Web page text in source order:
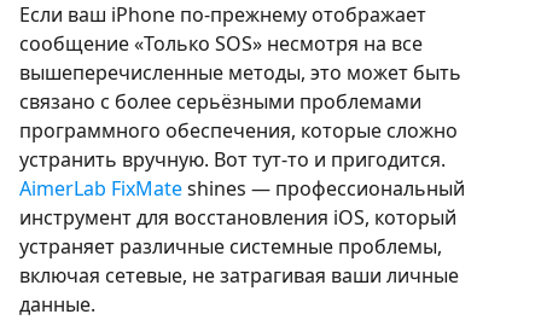
Если ваш iPhone по-прежнему отображает
сообщение «Только SOS» несмотря на все
вышеперечисленные методы, это может быть
связано с более серьёзными проблемами
программного обеспечения, которые сложно
устранить вручную. Вот тут-то и пригодится.
AimerLab FixMateshines — профессиональный
инструмент для восстановления iOS, который
устраняет различные системные проблемы,
включая сетевые, не затрагивая ваши личные
данные.